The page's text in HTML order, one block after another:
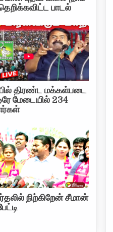
பாடல்
திரண்ட மக்கள்படை
மேடையில் 234
நிற்கிறேன் சீமான்